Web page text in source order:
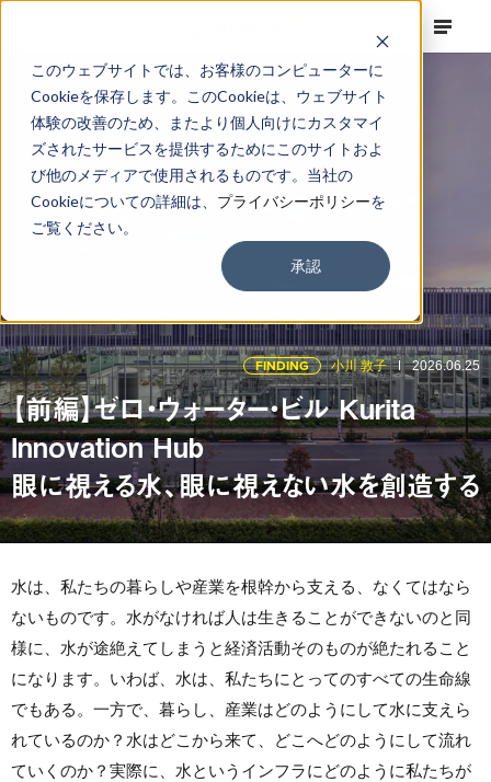
このウェブサイトでは、お客様のコンピューターに
Cookieを保存します。このCookieは、ウェブサイト
体験の改善のため、またより個人向けにカスタマイ
ズされたサービスを提供するためにこのサイトおよ
び他のメディアで使用されるものです。当社の
Cookieについての詳細は、 プライバシーポリシーを
ご覧ください。
承認
FINDING 小川 敦子 2026.06.25
【前編】ゼロ・ウォーター・ビル Kurita
Innovation Hub
眼に視える水、眼に視えない水を創造する
水は、私たちの暮らしや産業を根幹から支える、なくてはなら
ないものです。水がなければ人は生きることができないのと同
様に、水が途絶えてしまうと経済活動そのものが絶たれること
になります。いわば、水は、私たちにとってのすべての生命線
でもある。一方で、暮らし、産業はどのようにして水に支えら
れているのか？水はどこから来て、どこへどのようにして流れ
ていくのか？実際に、水というインフラにどのように私たちが